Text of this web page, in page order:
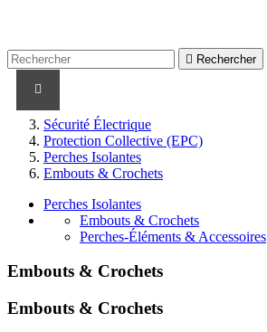
 Rechercher
Sécurité Électrique
Protection Collective (EPC)
Perches Isolantes
Embouts & Crochets
Perches Isolantes
Embouts & Crochets
Perches-Éléments & Accessoires
Embouts & Crochets
Embouts & Crochets